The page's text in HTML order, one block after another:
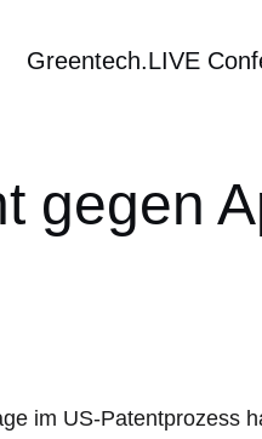
Greentech.LIVE
gegen
im US-Patentprozess